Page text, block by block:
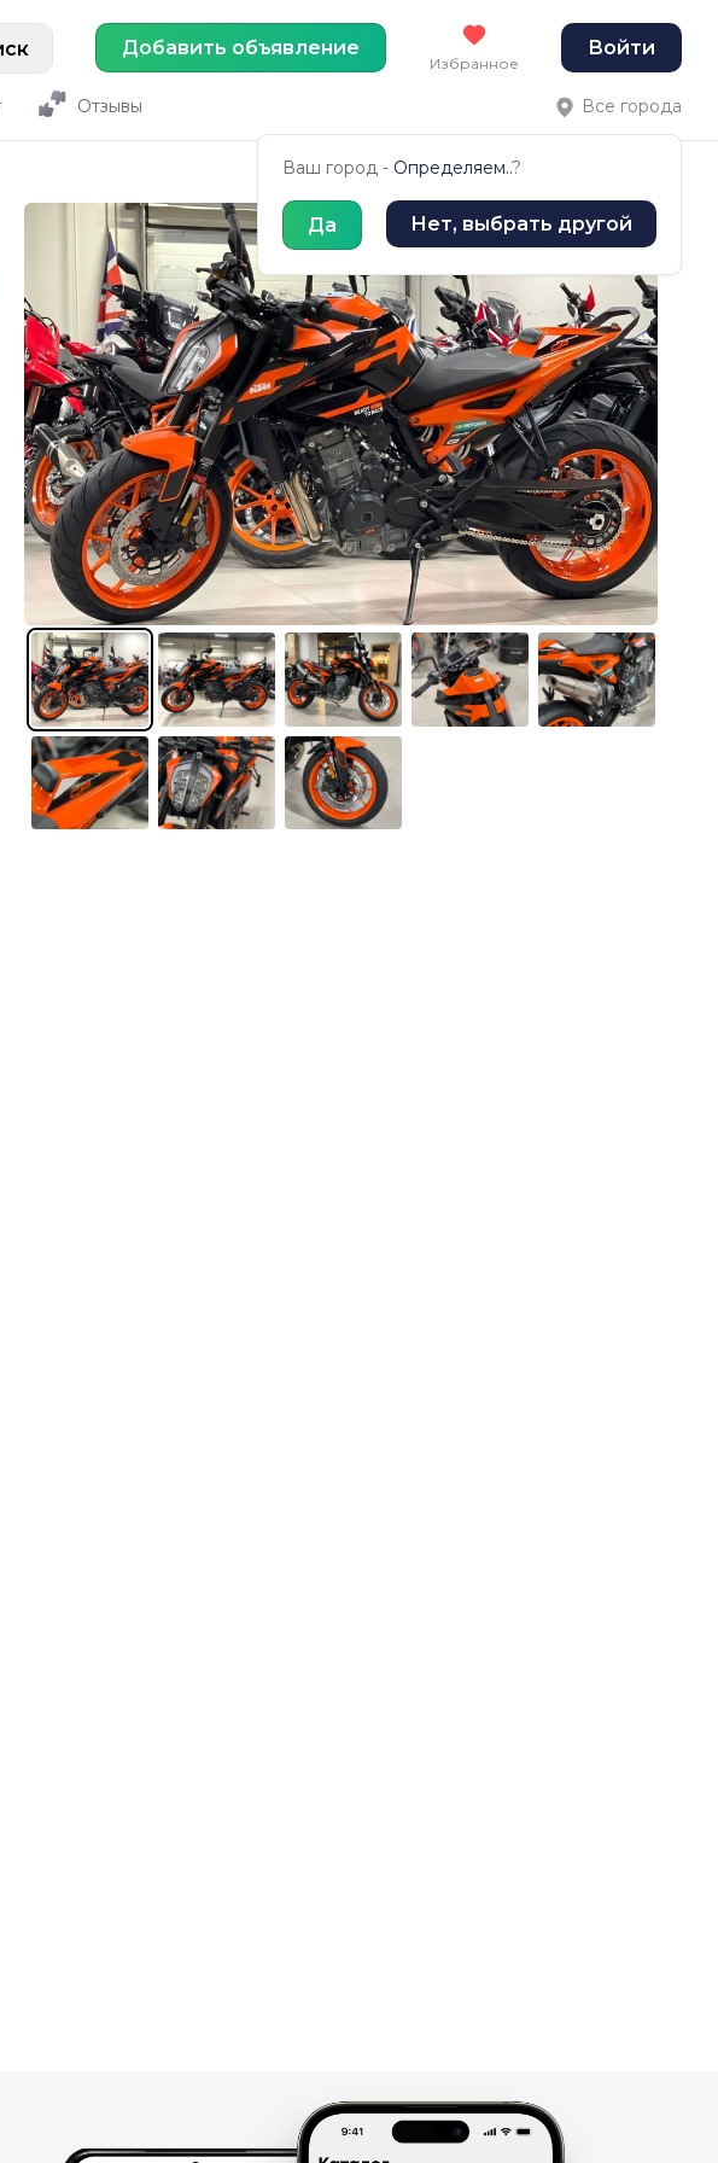
Добавить объявление
Избранное
Войти
Отзывы Все города
Ваш город - Определяем..?
Да Нет, выбрать другой